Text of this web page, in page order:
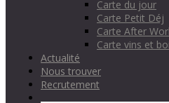
Carte du jour
Carte Petit Déj
Carte After
Carte vins et
Actualité
Nous trouver
Recrutement